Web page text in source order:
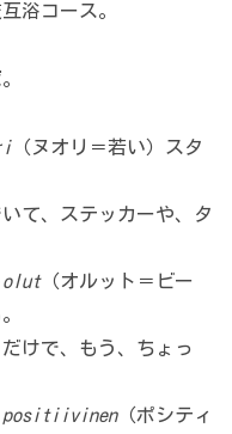
浴コース。
（ヌオリ＝若い）スタ
て、ステッカーや、タ
olut（オルット＝ビー
けで、もう、ちょっ
positiivinen（ポシティ